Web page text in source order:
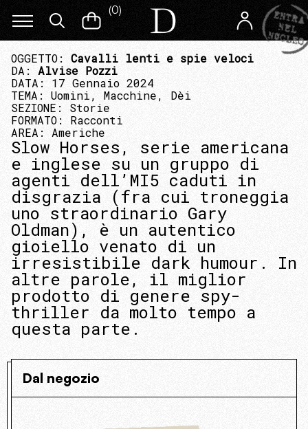
(0)
OGGETTO: Cavalli lenti e spie veloci
DA: Alvise Pozzi
DATA: 17 Gennaio 2024
TEMA: Uomini, Macchine, Dèi
SEZIONE: Storie
FORMATO: Racconti
AREA: Americhe
Slow Horses, serie americana
e inglese su un gruppo di
agenti dell’MI5 caduti in
disgrazia (fra cui troneggia
uno straordinario Gary
Oldman), è un autentico
gioiello venato di un
irresistibile dark humour. In
altre parole, il miglior
prodotto di genere spy-
thriller da molto tempo a
questa parte.
Dal negozio